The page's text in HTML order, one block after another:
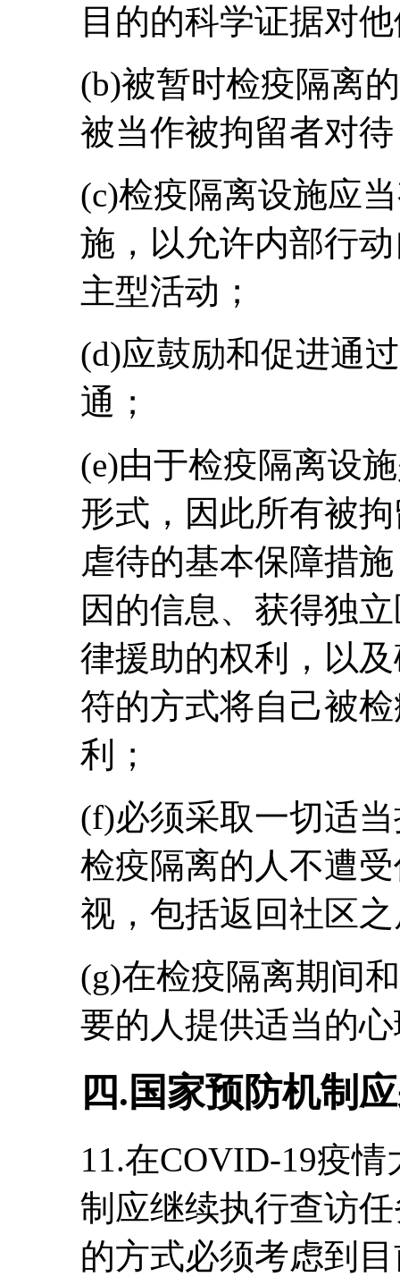
目的的科学证据对
(b)被暂时检疫隔离
被当作被拘留者对
(c)检疫隔离设施应
施，以允许内部行
主型活动；
(d)应鼓励和促进通
通；
(e)由于检疫隔离设
形式，因此所有被
虐待的基本保障措
因的信息、获得独
律援助的权利，以
符的方式将自己被
利；
(f)必须采取一切适
检疫隔离的人不遭
视，包括返回社区
(g)在检疫隔离期间
要的人提供适当的
四.国家预防机制
11.在COVID-19疫
制应继续执行查访
的方式必须考虑到